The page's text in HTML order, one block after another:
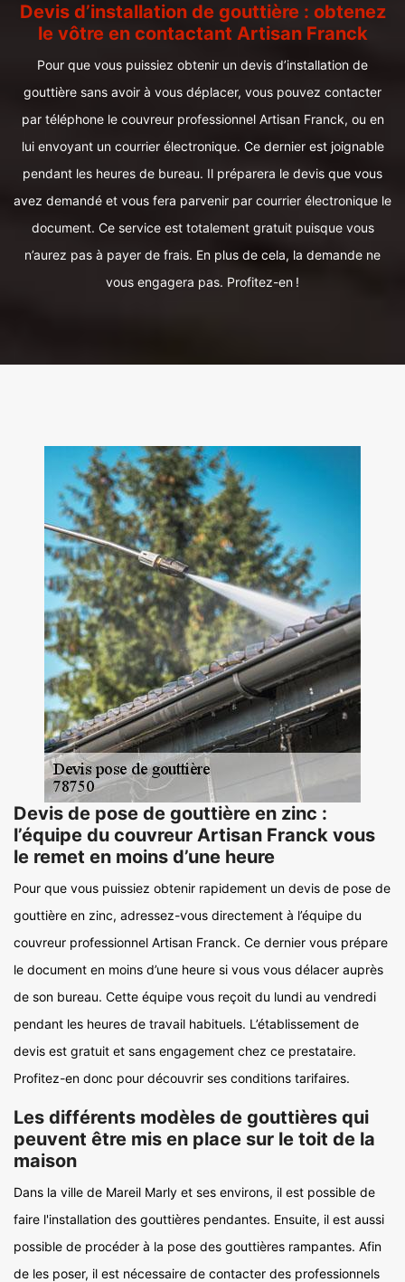
Devis d’installation de gouttière : obtenez
le vôtre en contactant Artisan Franck
Pour que vous puissiez obtenir un devis d’installation de
gouttière sans avoir à vous déplacer, vous pouvez contacter
par téléphone le couvreur professionnel Artisan Franck, ou en
lui envoyant un courrier électronique. Ce dernier est joignable
pendant les heures de bureau. Il préparera le devis que vous
avez demandé et vous fera parvenir par courrier électronique le
document. Ce service est totalement gratuit puisque vous
n’aurez pas à payer de frais. En plus de cela, la demande ne
vous engagera pas. Profitez-en !
Devis de pose de gouttière en zinc :
l’équipe du couvreur Artisan Franck vous
le remet en moins d’une heure
Pour que vous puissiez obtenir rapidement un devis de pose de
gouttière en zinc, adressez-vous directement à l’équipe du
couvreur professionnel Artisan Franck. Ce dernier vous prépare
le document en moins d’une heure si vous vous délacer auprès
de son bureau. Cette équipe vous reçoit du lundi au vendredi
pendant les heures de travail habituels. L’établissement de
devis est gratuit et sans engagement chez ce prestataire.
Profitez-en donc pour découvrir ses conditions tarifaires.
Les différents modèles de gouttières qui
peuvent être mis en place sur le toit de la
maison
Dans la ville de Mareil Marly et ses environs, il est possible de
faire l'installation des gouttières pendantes. Ensuite, il est aussi
possible de procéder à la pose des gouttières rampantes. Afin
de les poser, il est nécessaire de contacter des professionnels